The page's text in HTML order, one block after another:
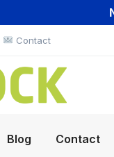
Contact
Blog Contact